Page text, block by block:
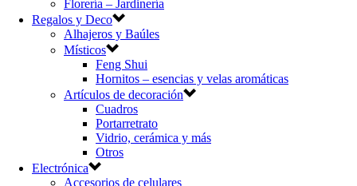
Florería – Jardinería
Regalos y Deco
Alhajeros y Baúles
Místicos
Feng Shui
Hornitos – esencias y velas aromáticas
Artículos de decoración
Cuadros
Portarretrato
Vidrio, cerámica y más
Otros
Electrónica
Accesorios de celulares